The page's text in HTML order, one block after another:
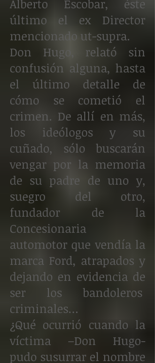
Alberto Escobar, éste
último el ex Director
mencionado ut-supra.
Don Hugo, relató sin
confusión alguna, hasta
el último detalle de
cómo se cometió el
crimen. De allí en más,
los ideólogos y su
cuñado, sólo buscarán
vengar por la memoria
de su padre de uno y,
suegro del otro,
fundador de la
Concesionaria
automotor que vendía la
marca Ford, atrapados y
dejando en evidencia de
ser los bandoleros
criminales…
¿Qué ocurrió cuando la
víctima –Don Hugo-
pudo susurrar el nombre